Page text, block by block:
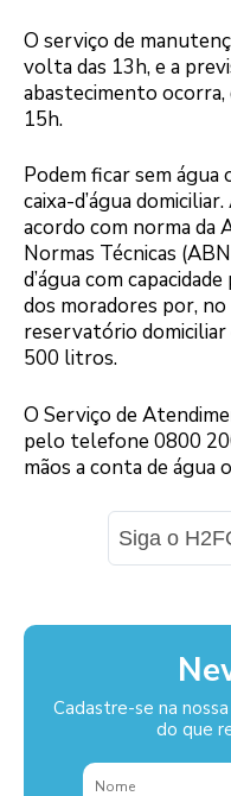
O serviço de
volta das 13h, e a
abastecimento ocorra,
15h.
Podem ficar sem
caixa-d’água
acordo com norma da
Normas Técnicas
d’água com
dos moradores por,
reservatório domiciliar
500 litros.
O Serviço de
pelo telefone 0800
mãos a conta de água
Siga o
Cadastre-se na
do que